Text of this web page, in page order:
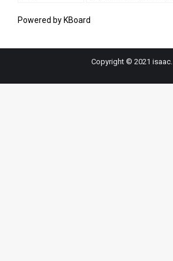
Powered by KBoard
Copyright © 2021 isaac.